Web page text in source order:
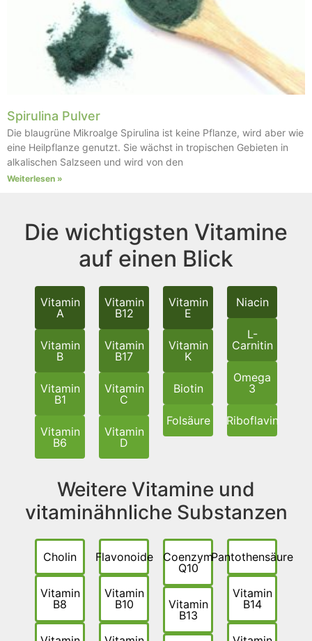
Spirulina Pulver
Die blaugrüne Mikroalge Spirulina ist keine Pflanze, wird aber wie
eine Heilpflanze genutzt. Sie wächst in tropischen Gebieten in
alkalischen Salzseen und wird von den
Weiterlesen »
Die wichtigsten Vitamine
auf einen Blick
Vitamin
A
Vitamin
B
Vitamin
B1
Vitamin
B6
Vitamin
B12
Vitamin
B17
Vitamin
C
Vitamin
D
Vitamin
E
Vitamin
K
Biotin
Folsäure
Niacin
L-
Carnitin
Omega
3
Riboflavin
Weitere Vitamine und
vitaminähnliche Substanzen
Cholin
Vitamin
B8
Flavonoide
Vitamin
B10
Coenzym
Q10
Vitamin
B13
Pantothensäure
Vitamin
B14